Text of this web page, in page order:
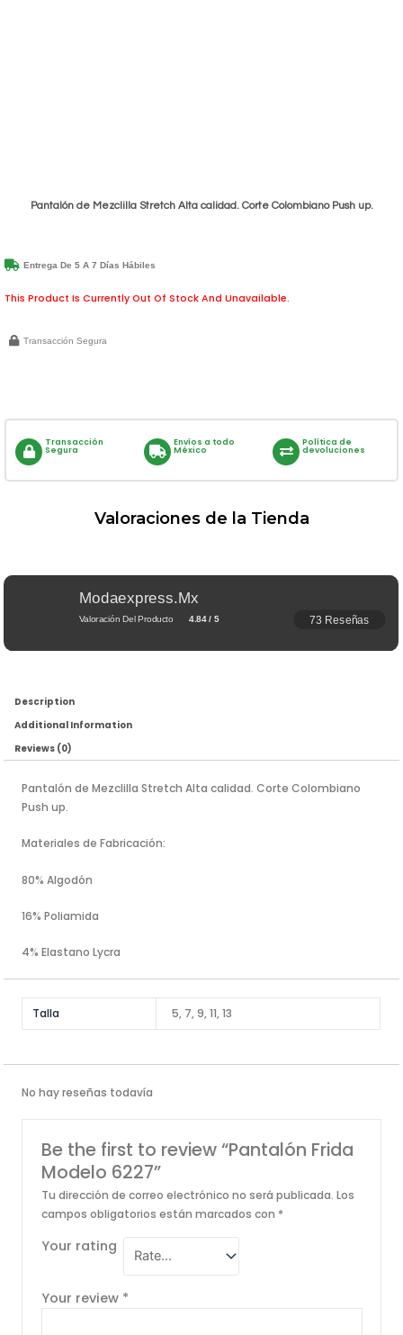
Pantalón de Mezclilla Stretch Alta calidad. Corte Colombiano Push up.
Entrega De 5 A 7 Días Hábiles
This Product Is Currently Out Of Stock And Unavailable.
Transacción Segura
Transacción
Segura
Envíos a todo
México
Política de
devoluciones
Description
Additional Information
Reviews (0)
Pantalón de Mezclilla Stretch Alta calidad. Corte Colombiano
Push up.
Materiales de Fabricación:
80% Algodón
16% Poliamida
4% Elastano Lycra
Talla 5, 7, 9, 11, 13
No hay reseñas todavía
Be the first to review “Pantalón Frida
Modelo 6227”
Tu dirección de correo electrónico no será publicada. Los
campos obligatorios están marcados con *
Your rating
Your review *
Valoraciones de la Tienda
Modaexpress.mx
Valoración Del Producto 4.84 / 5 73 Reseñas